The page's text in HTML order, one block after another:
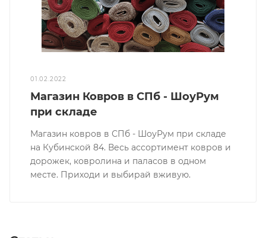
01.02.2022
Магазин Ковров в СПб - ШоуРум
при складе
Магазин ковров в СПб - ШоуРум при складе
на Кубинской 84. Весь ассортимент ковров и
дорожек, ковролина и паласов в одном
месте. Приходи и выбирай вживую.